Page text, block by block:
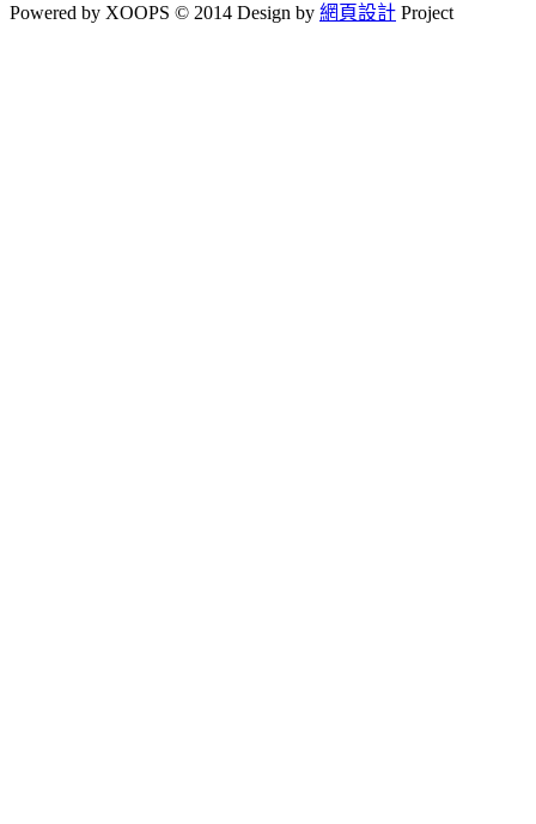
Powered by XOOPS © 2014 Design by 網頁設計 Project